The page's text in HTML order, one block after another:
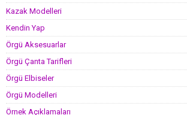
Kazak Modelleri
Kendin Yap
Örgü Aksesuarlar
Örgü Çanta Tarifleri
Örgü Elbiseler
Örgü Modelleri
Örnek Açıklamaları